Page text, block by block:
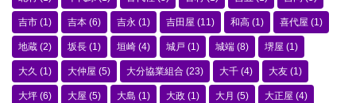
吉市 (1) 吉本 (6) 吉永 (1) 吉田屋 (11) 和高 (1) 喜代屋 (1)
地蔵 (2) 坂長 (1) 垣崎 (4) 城戸 (1) 城端 (8) 堺屋 (1)
大久 (1) 大仲屋 (5) 大分協業組合 (23) 大千 (4) 大友 (1)
大坪 (6) 大屋 (5) 大島 (1) 大政 (1) 大月 (5) 大正屋 (4)